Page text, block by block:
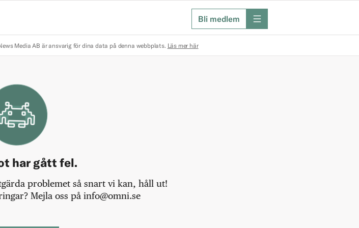
Bli medlem meny
Media AB är ansvarig för dina data på denna webbplats. Läs mer här
har gått fel.
problemet så snart vi kan, håll ut!
Mejla oss på info@omni.se